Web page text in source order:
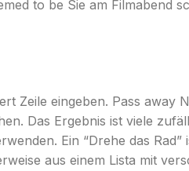
to be Sie am Filmabend
Zeile eingeben. Pass away
Das Ergebnis ist viele
Ein “Drehe das Rad”
aus einem Lista mit